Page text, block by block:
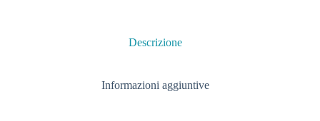
Descrizione
Informazioni aggiuntive